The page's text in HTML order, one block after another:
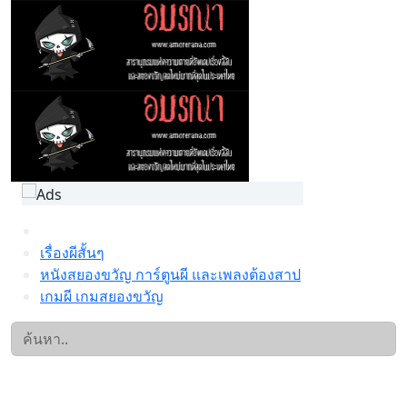
เรื่องผีสั้นๆ
หนังสยองขวัญ การ์ตูนผี และเพลงต้องสาป
เกมผี เกมสยองขวัญ